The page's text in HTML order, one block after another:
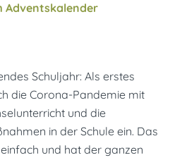
Adventskalender
Schuljahr: Als erstes
die Corona-Pandemie mit
und die
in der Schule ein. Das
und hat der ganzen